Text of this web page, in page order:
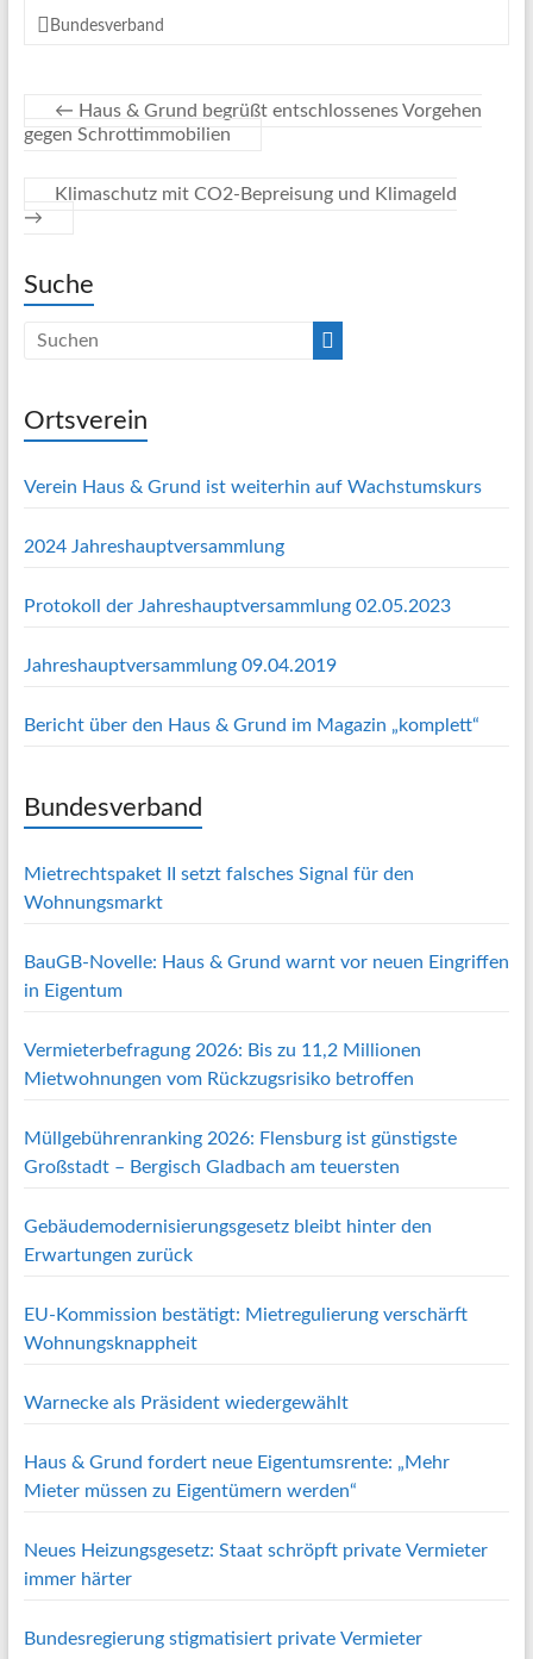
Bundesverband
← Haus & Grund begrüßt entschlossenes Vorgehen
gegen Schrottimmobilien
Klimaschutz mit CO2-Bepreisung und Klimageld
→
Suche
Ortsverein
Verein Haus & Grund ist weiterhin auf Wachstumskurs
2024 Jahreshauptversammlung
Protokoll der Jahreshauptversammlung 02.05.2023
Jahreshauptversammlung 09.04.2019
Bericht über den Haus & Grund im Magazin „komplett“
Bundesverband
Mietrechtspaket II setzt falsches Signal für den
Wohnungsmarkt
BauGB-Novelle: Haus & Grund warnt vor neuen Eingriffen
in Eigentum
Vermieterbefragung 2026: Bis zu 11,2 Millionen
Mietwohnungen vom Rückzugsrisiko betroffen
Müllgebührenranking 2026: Flensburg ist günstigste
Großstadt – Bergisch Gladbach am teuersten
Gebäudemodernisierungsgesetz bleibt hinter den
Erwartungen zurück
EU-Kommission bestätigt: Mietregulierung verschärft
Wohnungsknappheit
Warnecke als Präsident wiedergewählt
Haus & Grund fordert neue Eigentumsrente: „Mehr
Mieter müssen zu Eigentümern werden“
Neues Heizungsgesetz: Staat schröpft private Vermieter
immer härter
Bundesregierung stigmatisiert private Vermieter